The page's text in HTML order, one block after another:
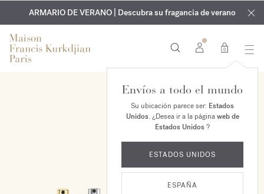
EXCLUSIVO | Descubra la nueva fragancia OUD
velvet mood
en su pedido*
GRABADO GRATUITO | En todas las fragancias y aceites
corporales hasta el 9 de agosto
ARMARIO DE VERANO | Descubra su fragancia de verano
0
Envíos a todo el mundo
Su ubicación parece ser: Estados
Unidos. ¿Desea ir a la páginaweb de
Estados Unidos?
ESTADOS UNIDOS
ESPAÑA
NUEVO